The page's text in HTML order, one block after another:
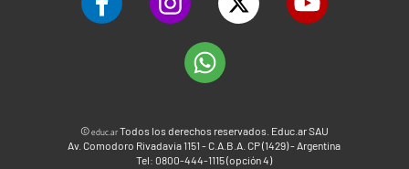
©educ.arTodos los derechos reservados. Educ.ar SAU
Av. Comodoro Rivadavia 1151 - C.A.B.A. CP (1429) - Argentina
Tel: 0800-444-1115 (opción 4)